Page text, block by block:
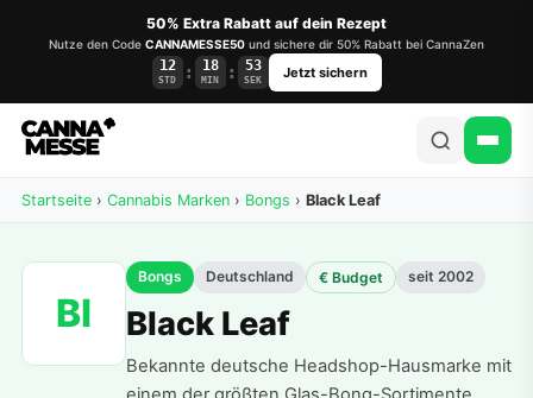
50% Extra Rabatt auf dein Rezept
Nutze den Code CANNAMESSE50 und sichere dir 50% Rabatt bei CannaZen
12
STD : 18
MIN : 52
SEK Jetzt sichern
Startseite › Cannabis Marken › Bongs › Black Leaf
Bl
Bongs Deutschland € Budget seit 2002
Black Leaf
Bekannte deutsche Headshop-Hausmarke mit